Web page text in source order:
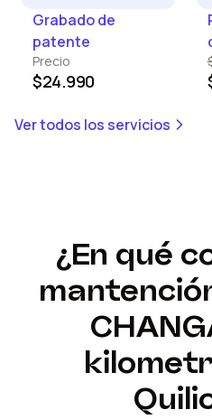
Grabado de
patente
Precio
$24.990
Ver todos los servicios
¿En qué